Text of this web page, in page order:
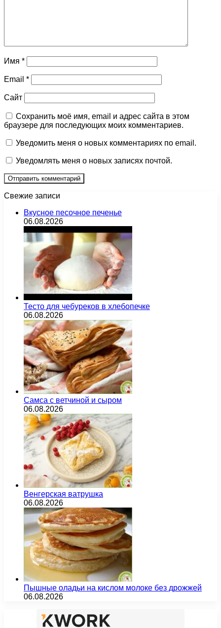
Имя *
Email *
Сайт
Сохранить моё имя, email и адрес сайта в этом
браузере для последующих моих комментариев.
Уведомить меня о новых комментариях по email.
Уведомлять меня о новых записях почтой.
Свежие записи
Вкусное песочное печенье
06.08.2026
Тесто для чебуреков в хлебопечке
06.08.2026
Самса с ветчиной и сыром
06.08.2026
Венгерская ватрушка
06.08.2026
Пышные оладьи на кислом молоке без дрожжей
06.08.2026